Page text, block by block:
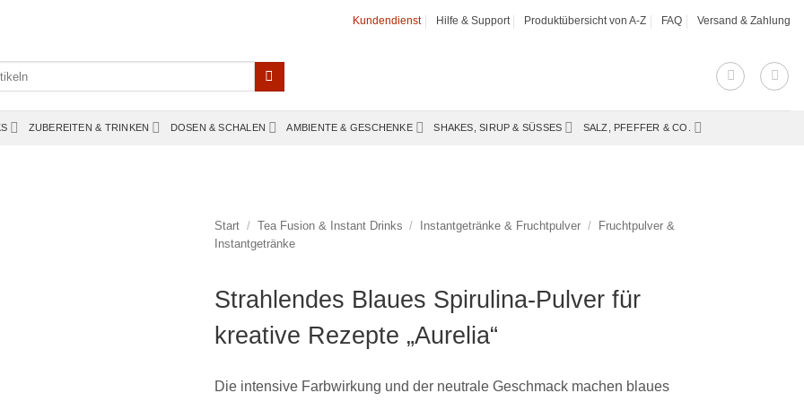
Kundendienst Hilfe & Support Produktübersicht von A-Z FAQ Versand & Zahlung
ZUBEREITEN & TRINKEN DOSEN & SCHALEN AMBIENTE & GESCHENKE SHAKES, SIRUP & SÜSSES SALZ, PFEFFER & CO.
Start / Tea Fusion & Instant Drinks / Instantgetränke & Fruchtpulver /
Fruchtpulver &
Instantgetränke
Strahlendes Blaues Spirulina-Pulver für
kreative Rezepte „Aurelia“
Die intensive Farbwirkung und der neutrale Geschmack machen blaues